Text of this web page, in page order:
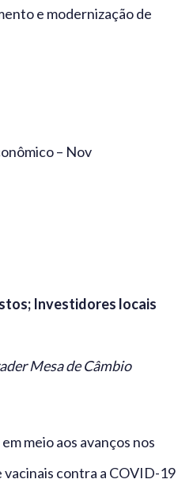
e modernização de
– Nov
Investidores locais
Mesa de Câmbio
meio aos avanços nos
contra a COVID-19